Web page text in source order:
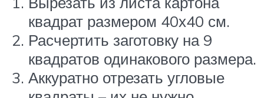
квадрат размером 40х40 см.
Расчертить заготовку на 9
квадратов одинакового размера.
Аккуратно отрезать угловые